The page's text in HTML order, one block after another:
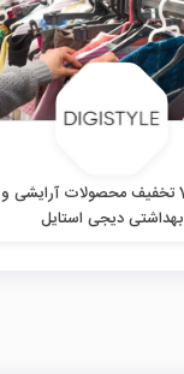
تا %71 تخفیف محصولات آرایشی و
بهداشتی دیجی استایل